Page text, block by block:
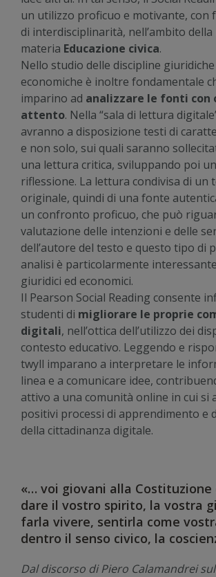
un utilizzo proficuo e motivante, con
di interdisciplinarità, nell’ambito della
materia Educazione civica.
Nello studio delle discipline giuridiche
economiche è inoltre fondamentale
imparino ad analizzare le fonti con
attento. Nella “sala di lettura
avranno a disposizione testi di
e non solo, sui quali saranno
una lettura critica, sviluppando poi
riflessione. La lettura condivisa di un
originale, quindi di una fonte
un confronto proficuo, che può
valutazione delle intenzioni e delle
dell’autore del testo e questo tipo di
analisi è particolarmente
giuridici ed economici.
Il Pearson Social Reading consente
studenti di migliorare le proprie
digitali, nell’ottica dell’utilizzo dei
contesto educativo. Leggendo e
twyll imparano a interpretare le
linea e a comunicare idee,
attivo a una comunità online in cui si
positivi processi di apprendimento e
della cittadinanza digitale.
«… voi giovani alla Costituzione
dare il vostro spirito, la vostra
farla vivere, sentirla come
dentro il senso civico, la
Dal discorso di Piero Calamandrei